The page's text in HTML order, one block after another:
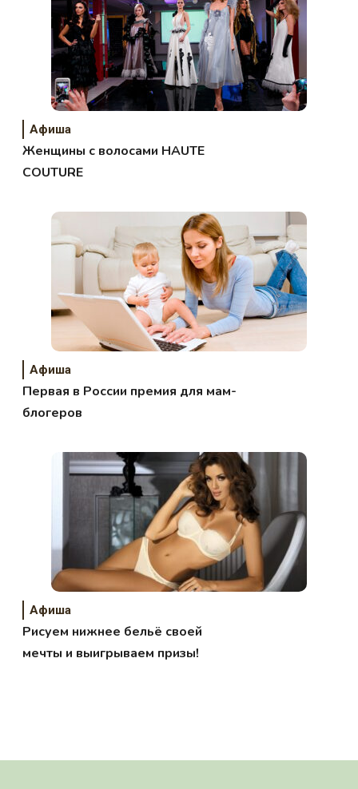
Афиша
Женщины с волосами HAUTE
COUTURE
Афиша
Первая в России премия для мам-
блогеров
Афиша
Рисуем нижнее бельё своей
мечты и выигрываем призы!